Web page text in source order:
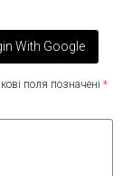
With Google
поля позначені *